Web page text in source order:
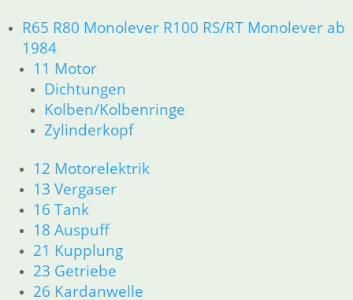
R65 R80 Monolever R100 RS/RT Monolever ab
1984
11 Motor
Dichtungen
Kolben/Kolbenringe
Zylinderkopf
12 Motorelektrik
13 Vergaser
16 Tank
18 Auspuff
21 Kupplung
23 Getriebe
26 Kardanwelle
36 Räder
51 Spiegel & Schlösser
52 Sitzbank
61 Fahrzeugelektrik
62 Instrumente
63 Scheinwerfer
11 Motor
Dichtungen
Kolben/Kolbenringe
Zylinderkopf
12 Motorelektrik
13 Vergaser
16 Tank
18 Auspuff